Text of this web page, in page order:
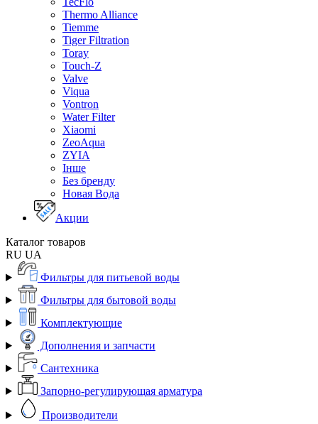
Thermo Alliance
Tiemme
Tiger Filtration
Toray
Touch-Z
Valve
Viqua
Vontron
Water Filter
Xiaomi
ZeoAqua
ZYIA
Інше
Без бренду
Новая Вода
Акции
Каталог товаров
RU UA
Фильтры для питьевой воды
Фильтры для бытовой воды
Комплектующие
Дополнения и запчасти
Сантехника
Запорно-регулирующая арматура
Производители